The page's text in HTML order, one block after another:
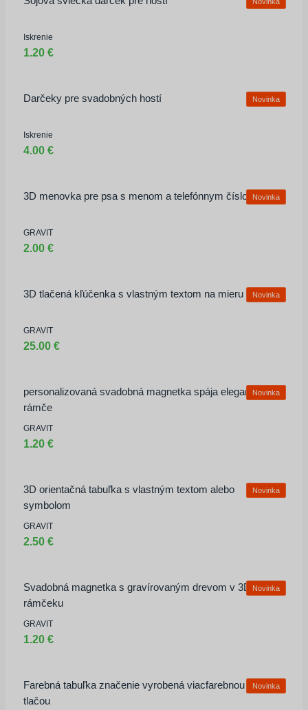
Iskrenie
1.20 €
Darčeky pre svadobných hostí Novinka
Iskrenie
4.00 €
3D menovka pre psa s menom a telefónnym číslomNovinka
GRAVIT
2.00 €
3D tlačená kľúčenka s vlastným textom na mieru 50ks
Novinka
GRAVIT
25.00 €
personalizovaná svadobná magnetka spája elegantný 3D
rámče
Novinka
GRAVIT
1.20 €
3D orientačná tabuľka s vlastným textom alebo
symbolom
Novinka
GRAVIT
2.50 €
Svadobná magnetka s gravírovaným drevom v 3D
rámčeku
Novinka
GRAVIT
1.20 €
Farebná tabuľka značenie vyrobená viacfarebnou 3d
tlačou
Novinka